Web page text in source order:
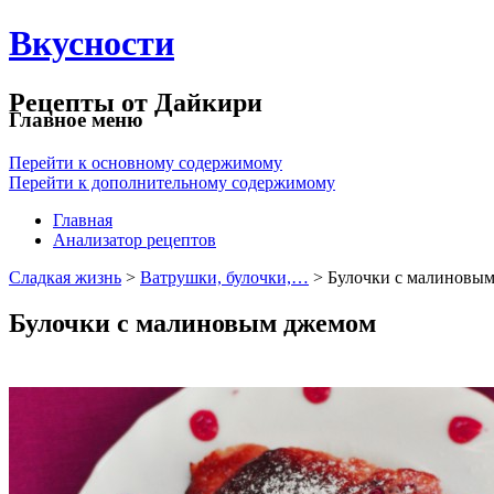
Вкусности
Рецепты от Дайкири
Главное меню
Перейти к основному содержимому
Перейти к дополнительному содержимому
Главная
Анализатор рецептов
Сладкая жизнь > Ватрушки, булочки,… > Булочки с
Булочки с малиновым джемом